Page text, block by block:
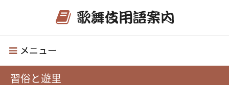
メニュー
習俗と遊里